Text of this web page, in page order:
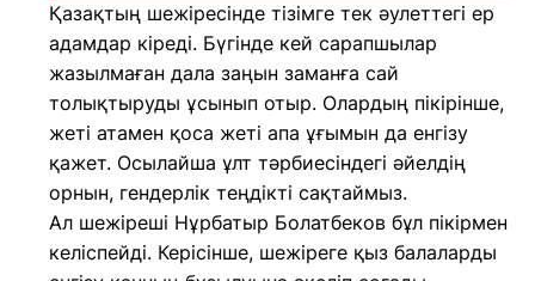
Қазақтың шежіресінде тізімге тек әулеттегі ер
адамдар кіреді. Бүгінде кей сарапшылар
жазылмаған дала заңын заманға сай
толықтыруды ұсынып отыр. Олардың пікірінше,
жеті атамен қоса жеті апа ұғымын да енгізу
қажет. Осылайша ұлт тәрбиесіндегі әйелдің
орнын, гендерлік теңдікті сақтаймыз.
Ал шежіреші Нұрбатыр Болатбеков бұл пікірмен
келіспейді. Керісінше, шежіреге қыз балаларды